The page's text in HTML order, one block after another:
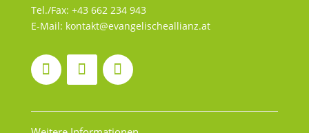
Tel./Fax: +43 662 234 943
E-Mail: kontakt@evangelischeallianz.at